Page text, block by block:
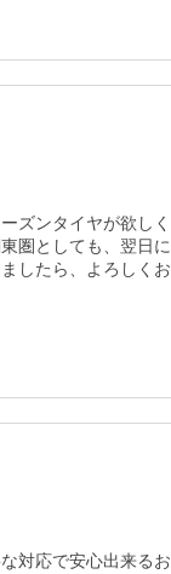
ズンタイヤが欲し
圏としても、翌日
したら、よろしくお
対応で安心出来るお